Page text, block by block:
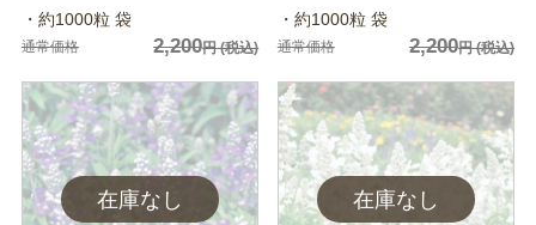
・約1000粒 袋
通常価格 2,200円(税込)
・約1000粒 袋
通常価格 2,200円(税込)